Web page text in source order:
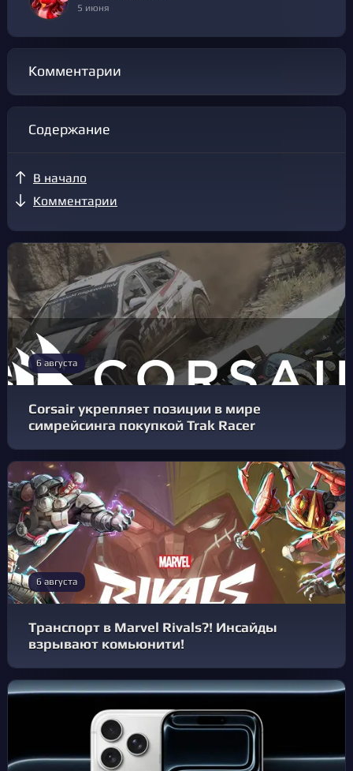
5 июня
Комментарии
Содержание
В начало
Комментарии
6 августа
Corsair укрепляет позиции в мире
симрейсинга покупкой Trak Racer
6 августа
Транспорт в Marvel Rivals?! Инсайды
взрывают комьюнити!